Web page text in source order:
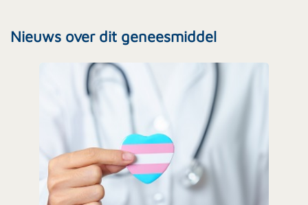
Nieuws over dit geneesmiddel